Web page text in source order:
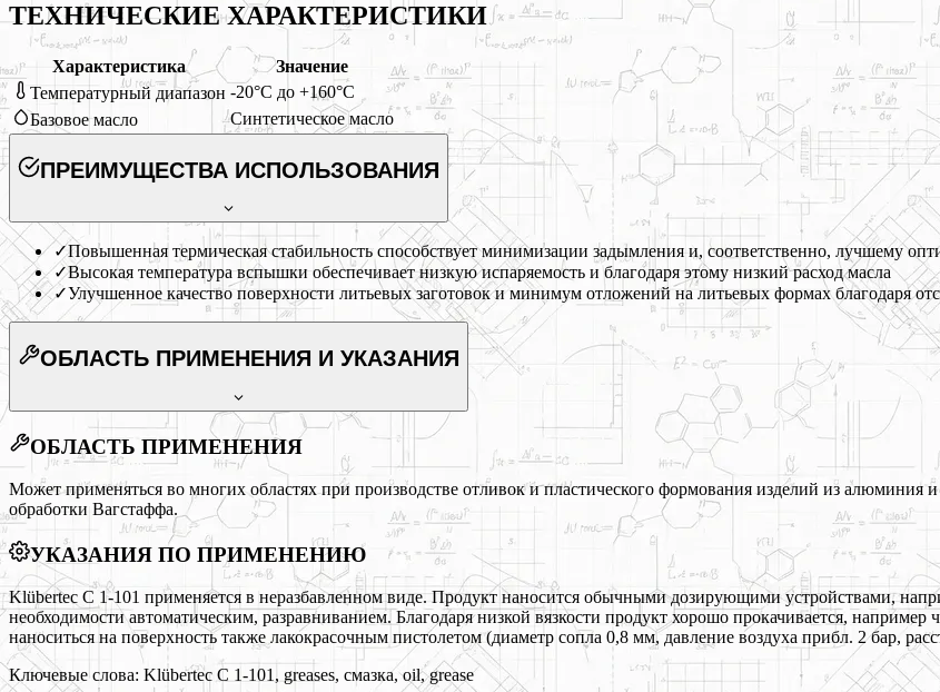
ТЕХНИЧЕСКИЕ ХАРАКТЕРИСТИКИ
Характеристика
Значение
Температурный диапазон -20°C до +160°C
Базовое масло
Синтетическое масло
ПРЕИМУЩЕСТВА ИСПОЛЬЗОВАНИЯ
✓Повышенная термическая стабильность способствует минимизации задымления и, соответственно, лучшему
✓Высокая температура вспышки обеспечивает низкую испаряемость и благодаря этому низкий расход масла
✓Улучшенное качество поверхности литьевых заготовок и минимум отложений на литьевых формах благодаря
ОБЛАСТЬ ПРИМЕНЕНИЯ И УКАЗАНИЯ
ОБЛАСТЬ ПРИМЕНЕНИЯ
Может применяться во многих областях при производстве отливок и пластического формования изделий из алюминия
обработки Вагстаффа.
УКАЗАНИЯ ПО ПРИМЕНЕНИЮ
Klübertec C 1-101 применяется в неразбавленном виде. Продукт наносится обычными дозирующими устройствами,
необходимости автоматическим, разравниванием. Благодаря низкой вязкости продукт хорошо прокачивается,
наноситься на поверхность также лакокрасочным пистолетом (диаметр сопла 0,8 мм, давление воздуха прибл. 2 бар,
Ключевые слова: Klübertec C 1-101, greases, смазка, oil, grease